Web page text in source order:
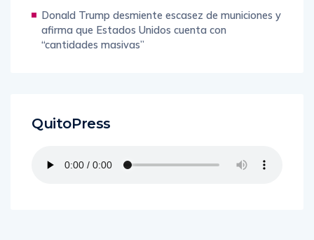
Donald Trump desmiente escasez de municiones y
afirma que Estados Unidos cuenta con
“cantidades masivas”
QuitoPress